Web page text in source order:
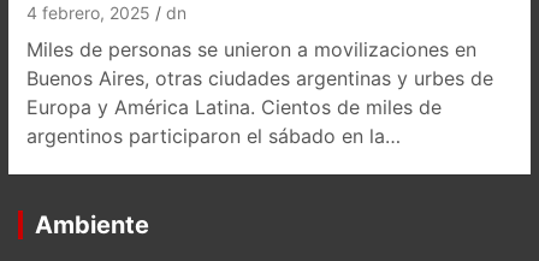
4 febrero, 2025 dn
Miles de personas se unieron a movilizaciones en
Buenos Aires, otras ciudades argentinas y urbes de
Europa y América Latina. Cientos de miles de
argentinos participaron el sábado en la…
Ambiente